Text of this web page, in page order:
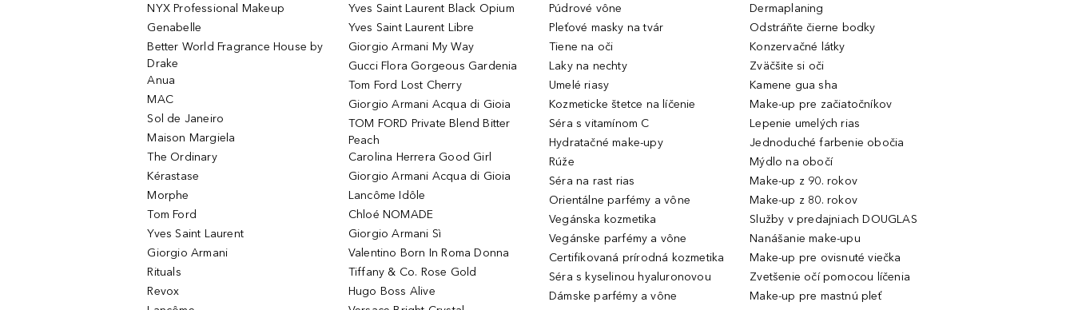
NYX Professional Makeup
Genabelle
Better World Fragrance House by
Drake
Anua
MAC
Sol de Janeiro
Maison Margiela
The Ordinary
Kérastase
Morphe
Tom Ford
Yves Saint Laurent
Giorgio Armani
Rituals
Revox
Yves Saint Laurent Black Opium
Yves Saint Laurent Libre
Giorgio Armani My Way
Gucci Flora Gorgeous Gardenia
Tom Ford Lost Cherry
Giorgio Armani Acqua di Gioia
TOM FORD Private Blend Bitter
Peach
Carolina Herrera Good Girl
Giorgio Armani Acqua di Gioia
Lancôme Idôle
Chloé NOMADE
Giorgio Armani Sì
Valentino Born In Roma Donna
Tiffany & Co. Rose Gold
Hugo Boss Alive
Púdrové vône
Pleťové masky na tvár
Tiene na oči
Laky na nechty
Umelé riasy
Kozmeticke štetce na líčenie
Séra s vitamínom C
Hydratačné make-upy
Rúže
Séra na rast rias
Orientálne parfémy a vône
Vegánska kozmetika
Vegánske parfémy a vône
Certifikovaná prírodná kozmetika
Séra s kyselinou hyaluronovou
Dámske parfémy a vône
Dermaplaning
Odstráňte čierne bodky
Konzervačné látky
Zväčšite si oči
Kamene gua sha
Make-up pre začiatočníkov
Lepenie umelých rias
Jednoduché farbenie obočia
Mýdlo na obočí
Make-up z 90. rokov
Make-up z 80. rokov
Služby v predajniach DOUGLAS
Nanášanie make-upu
Make-up pre ovisnuté viečka
Zvetšenie očí pomocou líčenia
Make-up pre mastnú pleť